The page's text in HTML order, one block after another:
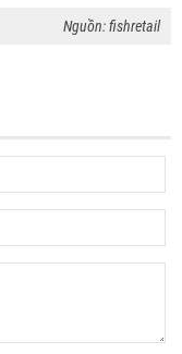
Nguồn: fishretail